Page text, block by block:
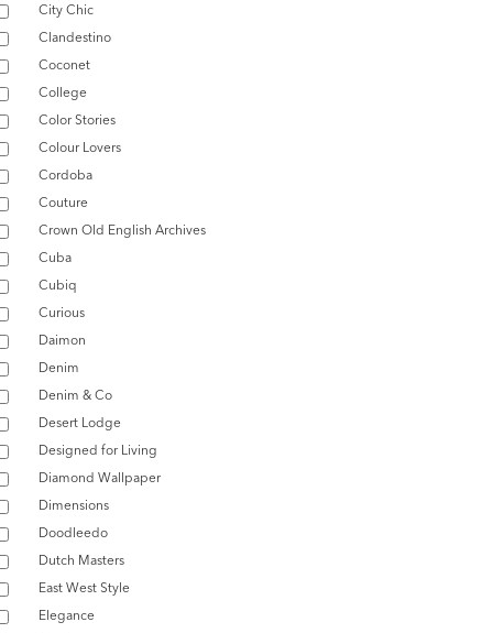
City Chic
Clandestino
Coconet
College
Color Stories
Colour Lovers
Cordoba
Couture
Crown Old English Archives
Cuba
Cubiq
Curious
Daimon
Denim
Denim & Co
Desert Lodge
Designed for Living
Diamond Wallpaper
Dimensions
Doodleedo
Dutch Masters
East West Style
Elegance